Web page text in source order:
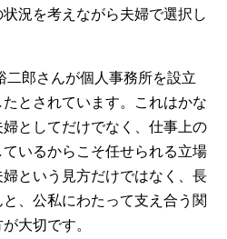
況を考えながら夫婦で選択し
二郎さんが個人事務所を設立
とされています。これはかな
としてだけでなく、仕事上の
いるからこそ任せられる立場
という見方だけではなく、長
、公私にわたって支え合う関
大切です。